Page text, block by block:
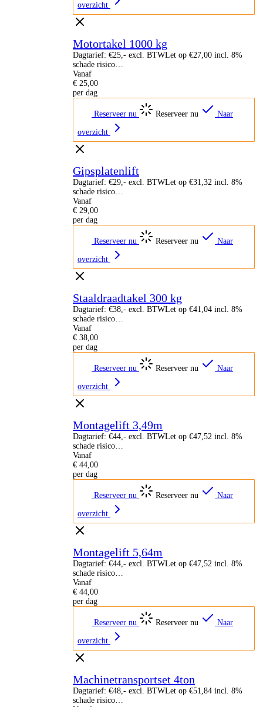
overzicht
Motortakel 1000 kg
Dagtarief: €25,- excl. BTWLet op €27,00 incl. 8%
schade risico…
Vanaf
€ 25,00
per dag
Reserveer nu Reserveer nu Naar
overzicht
Gipsplatenlift
Dagtarief: €29,- excl. BTWLet op €31,32 incl. 8%
schade risico…
Vanaf
€ 29,00
per dag
Reserveer nu Reserveer nu Naar
overzicht
Staaldraadtakel 300 kg
Dagtarief: €38,- excl. BTWLet op €41,04 incl. 8%
schade risico…
Vanaf
€ 38,00
per dag
Reserveer nu Reserveer nu Naar
overzicht
Montagelift 3,49m
Dagtarief: €44,- excl. BTWLet op €47,52 incl. 8%
schade risico…
Vanaf
€ 44,00
per dag
Reserveer nu Reserveer nu Naar
overzicht
Montagelift 5,64m
Dagtarief: €44,- excl. BTWLet op €47,52 incl. 8%
schade risico…
Vanaf
€ 44,00
per dag
Reserveer nu Reserveer nu Naar
overzicht
Machinetransportset 4ton
Dagtarief: €48,- excl. BTWLet op €51,84 incl. 8%
schade risico…